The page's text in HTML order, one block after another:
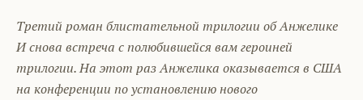
Третий роман блистательной трилогии об Анжелике
И снова встреча с полюбившейся вам героиней
трилогии. На этот раз Анжелика оказывается в США
на конференции по установлению нового